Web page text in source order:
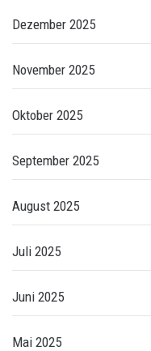
Dezember 2025
November 2025
Oktober 2025
September 2025
August 2025
Juli 2025
Juni 2025
Mai 2025